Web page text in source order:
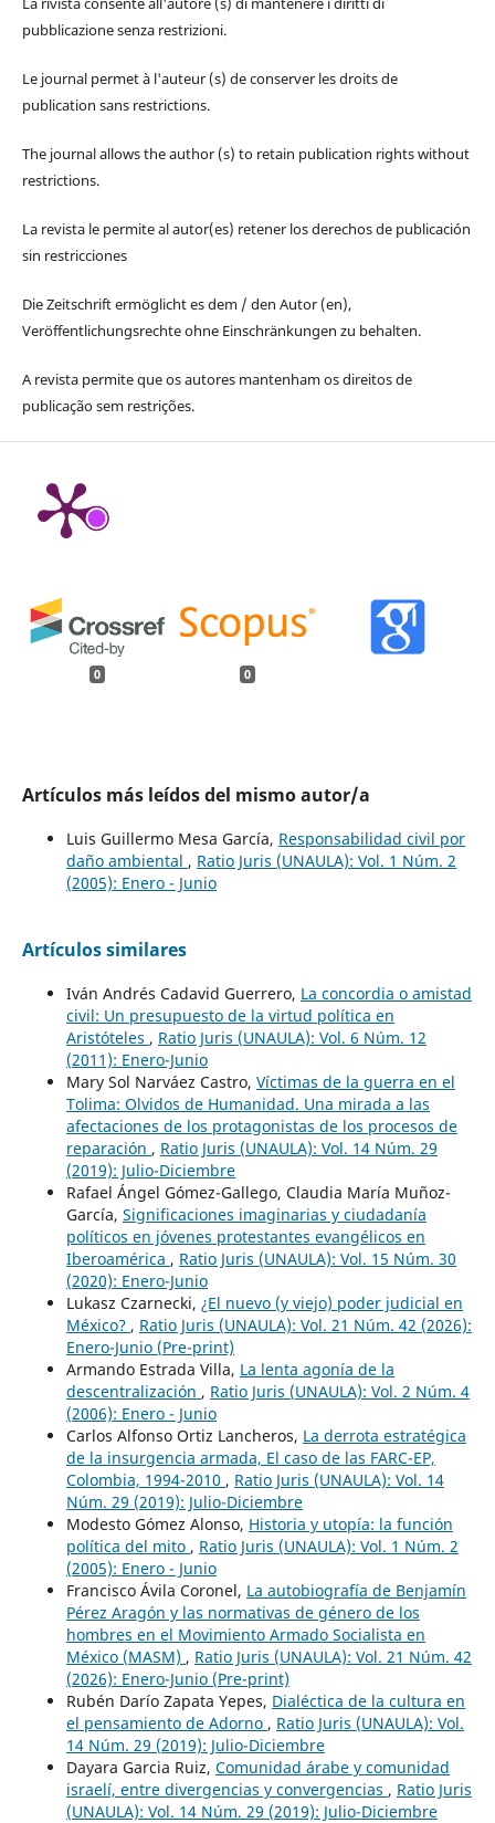
pubblicazione senza restrizioni.
Le journal permet à l'auteur (s) de conserver les droits de
publication sans restrictions.
The journal allows the author (s) to retain publication rights without
restrictions.
La revista le permite al autor(es) retener los derechos de publicación
sin restricciones
Die Zeitschrift ermöglicht es dem / den Autor (en),
Veröffentlichungsrechte ohne Einschränkungen zu behalten.
A revista permite que os autores mantenham os direitos de
publicação sem restrições.
0 0
Artículos más leídos del mismo autor/a
Luis Guillermo Mesa García, Responsabilidad civil por
daño ambiental , Ratio Juris (UNAULA): Vol. 1 Núm. 2
(2005): Enero - Junio
Artículos similares
Iván Andrés Cadavid Guerrero, La concordia o amistad
civil: Un presupuesto de la virtud política en
Aristóteles , Ratio Juris (UNAULA): Vol. 6 Núm. 12
(2011): Enero-Junio
Mary Sol Narváez Castro, Víctimas de la guerra en el
Tolima: Olvidos de Humanidad. Una mirada a las
afectaciones de los protagonistas de los procesos de
reparación , Ratio Juris (UNAULA): Vol. 14 Núm. 29
(2019): Julio-Diciembre
Rafael Ángel Gómez-Gallego, Claudia María Muñoz-
García, Significaciones imaginarias y ciudadanía
políticos en jóvenes protestantes evangélicos en
Iberoamérica , Ratio Juris (UNAULA): Vol. 15 Núm. 30
(2020): Enero-Junio
Lukasz Czarnecki, ¿El nuevo (y viejo) poder judicial en
México? , Ratio Juris (UNAULA): Vol. 21 Núm. 42 (2026):
Enero-Junio (Pre-print)
Armando Estrada Villa, La lenta agonía de la
descentralización , Ratio Juris (UNAULA): Vol. 2 Núm. 4
(2006): Enero - Junio
Carlos Alfonso Ortiz Lancheros, La derrota estratégica
de la insurgencia armada, El caso de las FARC-EP,
Colombia, 1994-2010 , Ratio Juris (UNAULA): Vol. 14
Núm. 29 (2019): Julio-Diciembre
Modesto Gómez Alonso, Historia y utopía: la función
política del mito , Ratio Juris (UNAULA): Vol. 1 Núm. 2
(2005): Enero - Junio
Francisco Ávila Coronel, La autobiografía de Benjamín
Pérez Aragón y las normativas de género de los
hombres en el Movimiento Armado Socialista en
México (MASM) , Ratio Juris (UNAULA): Vol. 21 Núm. 42
(2026): Enero-Junio (Pre-print)
Rubén Darío Zapata Yepes, Dialéctica de la cultura en
el pensamiento de Adorno , Ratio Juris (UNAULA): Vol.
14 Núm. 29 (2019): Julio-Diciembre
Dayara Garcia Ruiz, Comunidad árabe y comunidad
israelí, entre divergencias y convergencias , Ratio Juris
(UNAULA): Vol. 14 Núm. 29 (2019): Julio-Diciembre